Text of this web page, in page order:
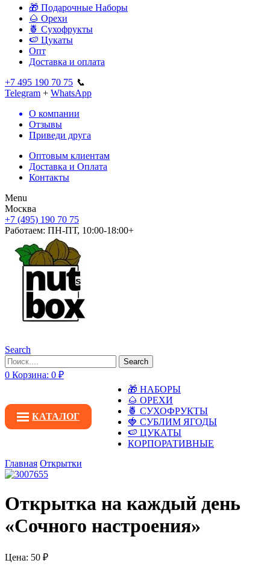
🎁 Подарочные Наборы
🌰 Орехи
🍍 Сухофрукты
🍉 Цукаты
Опт
Доставка и оплата
+7 495 190 70 75 📞
Telegram + WhatsApp
О компании
Отзывы
Приведи друга
Оптовым клиентам
Доставка и Оплата
Контакты
Menu
Москва
+7 (495) 190 70 75
Работаем: ПН-ПТ, 10:00-18:00+
Search
Search
0 Корзина: 0 ₽
КАТАЛОГ
🎁 НАБОРЫ
🌰 ОРЕХИ
🍍 СУХОФРУКТЫ
🍓 СУБЛИМ ЯГОДЫ
🍉 ЦУКАТЫ
КОРПОРАТИВНЫЕ
Главная Открытки
Открытка на каждый день
«Сочного настроения»
Цена: 50 ₽